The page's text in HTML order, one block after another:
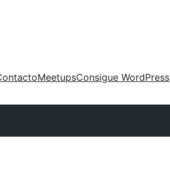
MeetupsConsigue WordPress